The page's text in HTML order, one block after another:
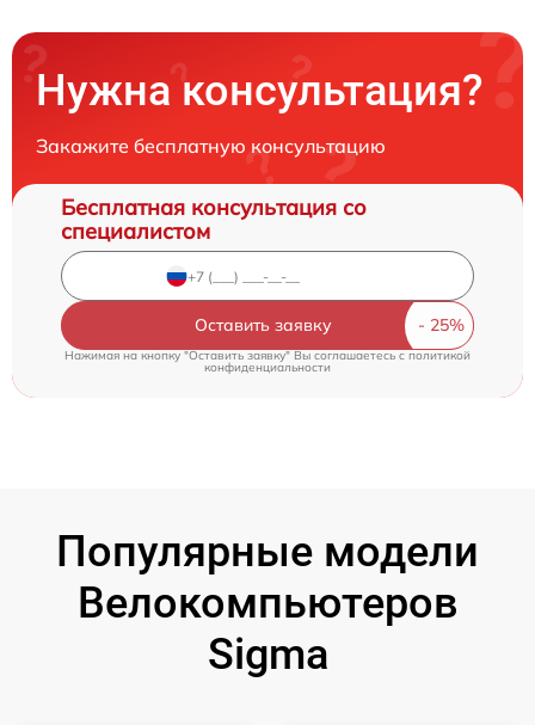
Нужна консультация?
Закажите бесплатную консультацию
Бесплатная консультация со
специалистом
Оставить заявку
Нажимая на кнопку "Оставить заявку" Вы соглашаетесь c политикой
конфиденциальности
Популярные модели
Велокомпьютеров
Sigma